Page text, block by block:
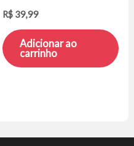
R$ 39,99
Adicionar ao
carrinho